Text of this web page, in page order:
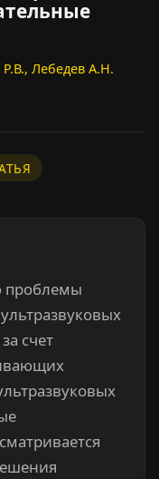
Лебедев А.Н.
проблемы
счет